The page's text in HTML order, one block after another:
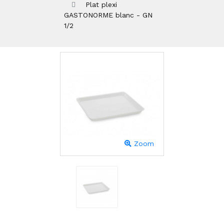
Plat plexi
GASTONORME blanc - GN
1/2
Zoom